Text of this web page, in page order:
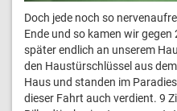
Doch jede noch so
Ende und so kamen wir
später endlich an unserem
den Haustürschlüssel aus
Haus und standen im
dieser Fahrt auch verdient. 9